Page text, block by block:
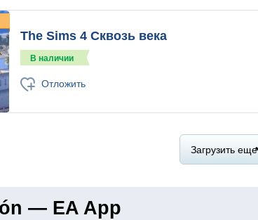
The Sims 4 Сквозь века
В наличии
Отложить
Загрузить еще
— EA App